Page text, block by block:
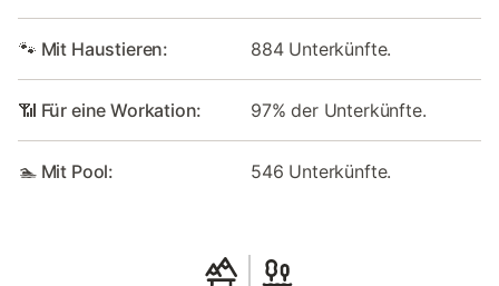
🐾 Mit Haustieren: 884 Unterkünfte.
📶 Für eine Workation: 97% der Unterkünfte.
🏊 Mit Pool: 546 Unterkünfte.